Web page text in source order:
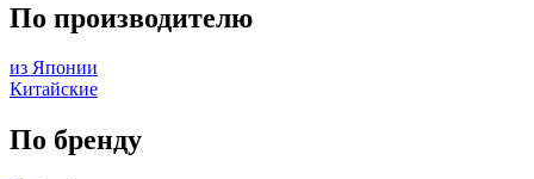
По производителю
из Японии
Китайские
По бренду